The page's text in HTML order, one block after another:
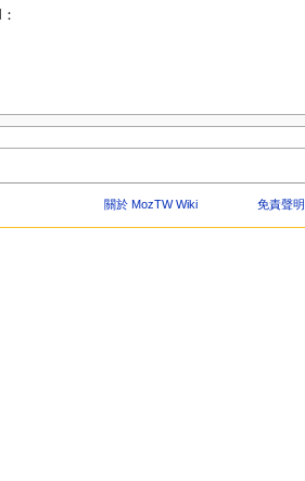
：
關於 MozTW Wiki 免責聲明